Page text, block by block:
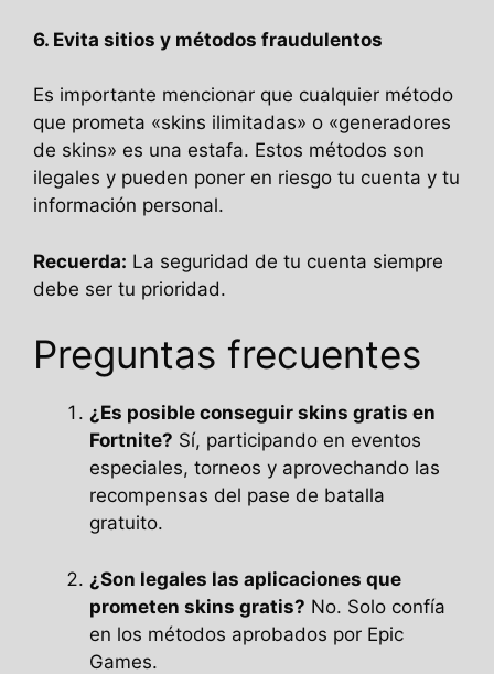
6. Evita sitios y métodos fraudulentos
Es importante mencionar que cualquier método
que prometa «skins ilimitadas» o «generadores
de skins» es una estafa. Estos métodos son
ilegales y pueden poner en riesgo tu cuenta y tu
información personal.
Recuerda: La seguridad de tu cuenta siempre
debe ser tu prioridad.
Preguntas frecuentes
¿Es posible conseguir skins gratis en
Fortnite? Sí, participando en eventos
especiales, torneos y aprovechando las
recompensas del pase de batalla
gratuito.
¿Son legales las aplicaciones que
prometen skins gratis? No. Solo confía
en los métodos aprobados por Epic
Games.